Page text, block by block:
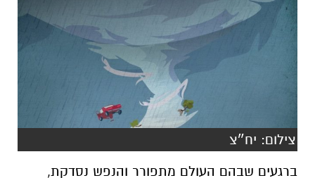
צילום: יח״צ
ברגעים שבהם העולם מתפורר והנפש נסדקת,